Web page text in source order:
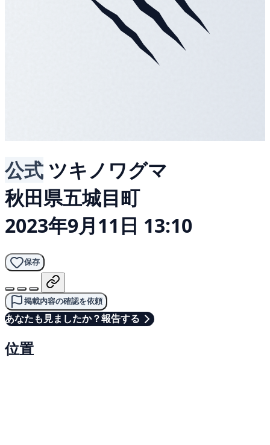
公式 ツキノワグマ
秋田県五城目町
2023年9月11日 13:10
保存
掲載内容の確認を依頼
あなたも見ましたか？報告する
位置